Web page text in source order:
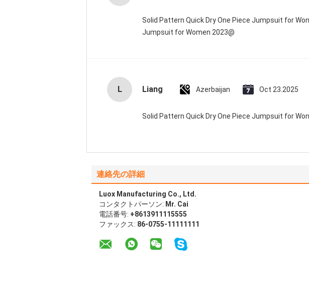
Solid Pattern Quick Dry One Piece Jumpsuit for
Jumpsuit for Women 2023@
L Liang Azerbaijan Oct 23.2025
Solid Pattern Quick Dry One Piece Jumpsuit for
連絡先の詳細
Luox Manufacturing Co., Ltd.
コンタクトパーソン: Mr. Cai
電話番号: +8613911115555
ファックス: 86-0755-11111111